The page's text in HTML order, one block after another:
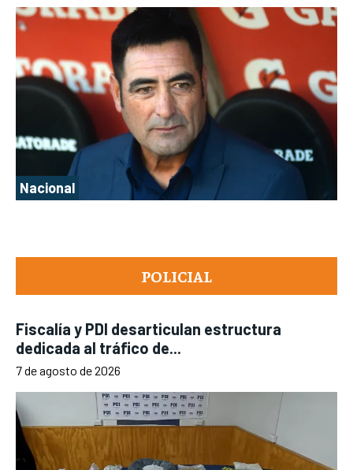
POLICIAL
Fiscalía y PDI desarticulan estructura
dedicada al tráfico de...
7 de agosto de 2026
Nacional